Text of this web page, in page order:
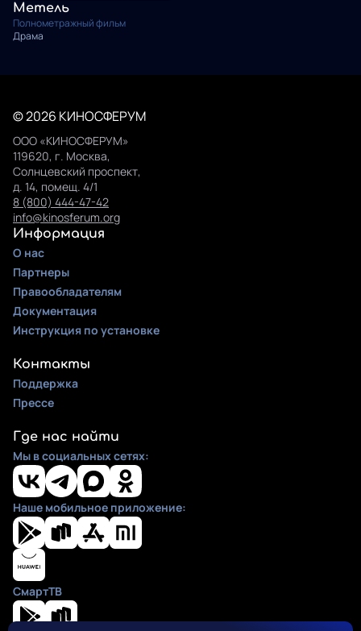
Метель
Полнометражный фильм
Драма
© 2026 КИНОСФЕРУМ
ООО «КИНОСФЕРУМ»
119620, г. Москва,
Солнцевский проспект,
д. 14, помещ. 4/1
8 (800) 444-47-42
info@kinosferum.org
Информация
О нас
Партнеры
Правообладателям
Документация
Инструкция по установке
Контакты
Поддержка
Прессе
Где нас найти
Мы в социальных сетях:
Наше мобильное приложение:
СмартТВ